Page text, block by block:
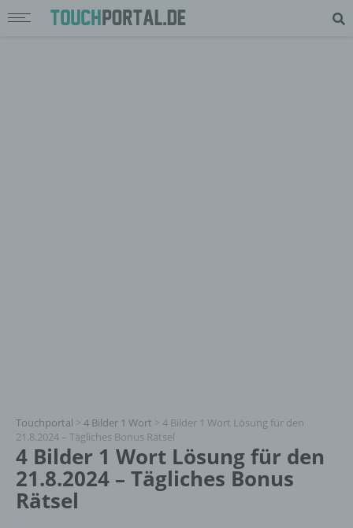
Touchportal > 4 Bilder 1 Wort > 4 Bilder 1 Wort Lösung für den
21.8.2024 – Tägliches Bonus Rätsel
4 Bilder 1 Wort Lösung für den
21.8.2024 – Tägliches Bonus
Rätsel